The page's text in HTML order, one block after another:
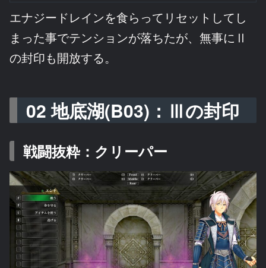
エナジードレインを食らってリセットしてし
まった事でテンションが落ちたが、無事にⅡ
の封印も開放する。
02 地底湖(B03)：Ⅲの封印
戦闘抜粋：クリーパー